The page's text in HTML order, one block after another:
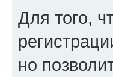
Для того,
но